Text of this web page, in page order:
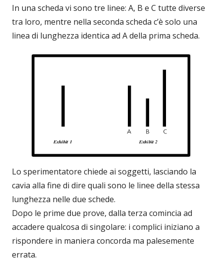
In una scheda vi sono tre linee: A, B e C tutte diverse
tra loro, mentre nella seconda scheda c’è solo una
linea di lunghezza identica ad A della prima scheda.
Lo sperimentatore chiede ai soggetti, lasciando la
cavia alla fine di dire quali sono le linee della stessa
lunghezza nelle due schede.
Dopo le prime due prove, dalla terza comincia ad
accadere qualcosa di singolare: i complici iniziano a
rispondere in maniera concorda ma palesemente
errata.